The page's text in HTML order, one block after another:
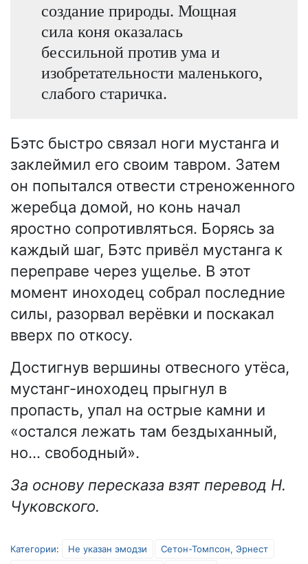
создание природы. Мощная
сила коня оказалась
бессильной против ума и
изобретательности маленького,
слабого старичка.
Бэтс быстро связал ноги мустанга и
заклеймил его своим тавром. Затем
он попытался отвести стреноженного
жеребца домой, но конь начал
яростно сопротивляться. Борясь за
каждый шаг, Бэтс привёл мустанга к
переправе через ущелье. В этот
момент иноходец собрал последние
силы, разорвал верёвки и поскакал
вверх по откосу.
Достигнув вершины отвесного утёса,
мустанг-иноходец прыгнул в
пропасть, упал на острые камни и
«остался лежать там бездыханный,
но… свободный».
За основу пересказа взят перевод Н.
Чуковского.
Категории: Не указан эмодзи Сетон-Томпсон, Эрнест